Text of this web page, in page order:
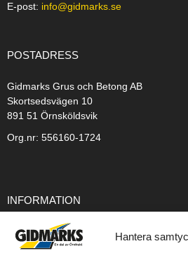
Hantera
E-post: info@gidmarks.se
POSTADRESS
Gidmarks Grus och Betong AB
Skortsedsvägen 10
891 51 Örnsköldsvik
Org.nr: 556160-1724
INFORMATION
Integritetspolicy
Cookiepolicy